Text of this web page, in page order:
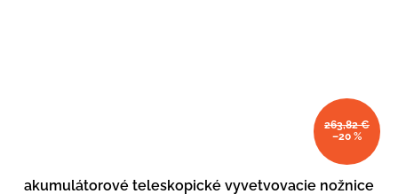
263,82 €
–20 %
akumulátorové teleskopické vyvetvovacie nožnice